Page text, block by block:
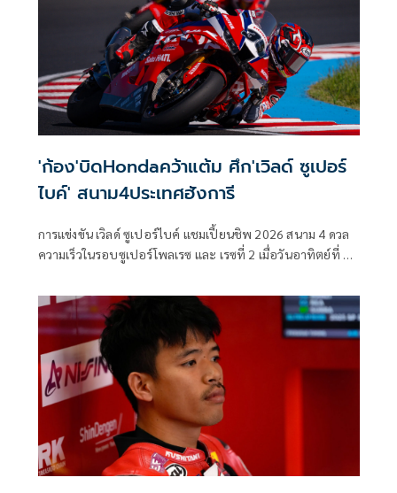
'ก้อง'บิดHondaคว้าแต้ม ศึก'เวิลด์ ซูเปอร์
ไบค์' สนาม4ประเทศฮังการี
การแข่งขัน เวิลด์ ซูเปอร์ไบค์ แชมเปี้ยนชิพ 2026 สนาม 4 ดวล
ความเร็วในรอบซูเปอร์โพลเรซ และ เรซที่ 2 เมื่อวันอาทิตย์ที่ 3
ประเทศฮังการี ท่ามกลางการติดตามของแฟนมอเตอร์สปอร์ต
ทั่วโลก